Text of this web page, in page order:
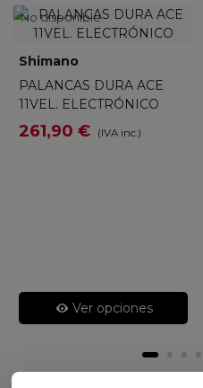
No disponible
Shimano
PALANCAS DURA ACE
11VEL. ELECTRÓNICO
261,90 € (IVA inc.)
Ver opciones